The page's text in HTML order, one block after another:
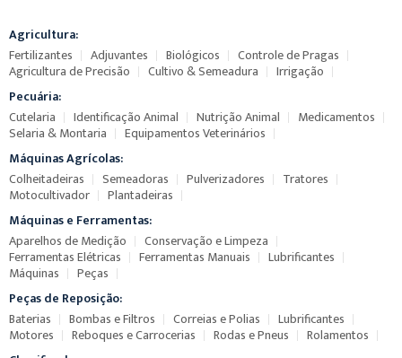
Agricultura:
Fertilizantes
Adjuvantes Biológicos Controle de Pragas
Agricultura de Precisão Cultivo & Semeadura
Irrigação
Pecuária:
Cutelaria
Identificação Animal Nutrição Animal Medicamentos
Selaria & Montaria
Equipamentos Veterinários
Máquinas Agrícolas:
Colheitadeiras
Semeadoras Pulverizadores Tratores
Motocultivador
Plantadeiras
Máquinas e Ferramentas:
Aparelhos de Medição
Conservação e Limpeza
Ferramentas Elétricas Ferramentas Manuais Lubrificantes
Máquinas
Peças
Peças de Reposição:
Baterias
Bombas e Filtros Correias e Polias Lubrificantes
Motores Reboques e Carrocerias Rodas e Pneus
Rolamentos